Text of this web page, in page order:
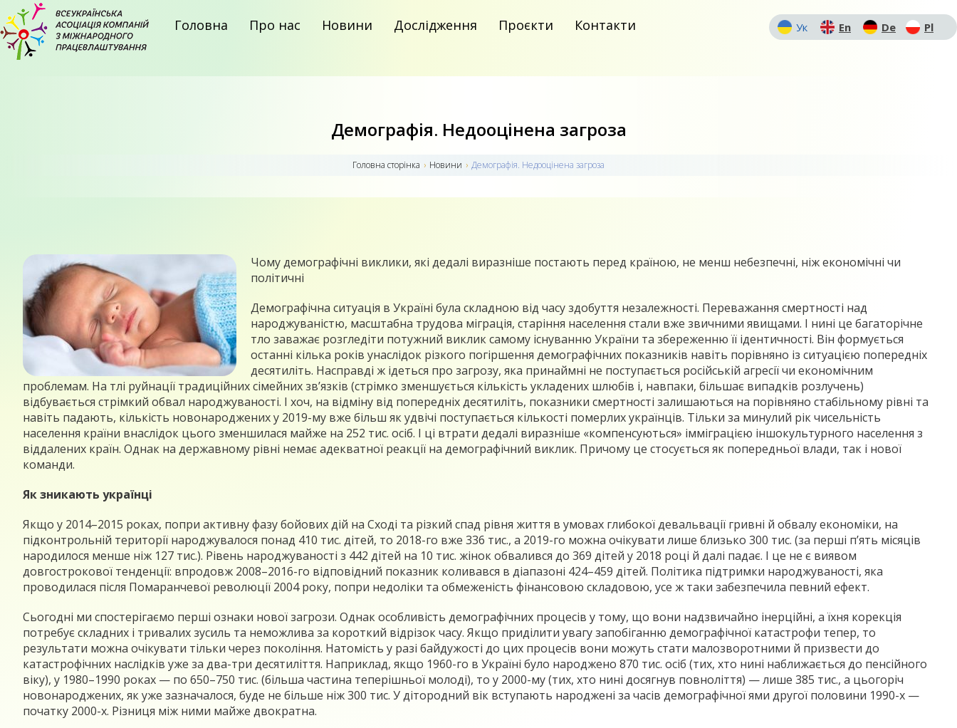
Головна Про нас Новини Дослідження Проєкти Контакти Ук En De Pl
Демографія. Недооцінена загроза
Головна сторiнка › Новини › Демографія. Недооцінена загроза
Чому демографічні виклики, які дедалі виразніше постають перед країною, не менш небезпечні, ніж економічні чи
політичні
Демографічна ситуація в Україні була складною від часу здобуття незалежності. Переважання смертності над
народжуваністю, масштабна трудова міграція, старіння населення стали вже звичними явищами. І нині це багаторічне
тло заважає розгледіти потужний виклик самому існуванню України та збереженню її ідентичності. Він формується
останні кілька років унаслідок різкого погіршення демографічних показників навіть порівняно із ситуацією попередніх
десятиліть. Насправді ж ідеться про загрозу, яка принаймні не поступається російській агресії чи економічним
проблемам. На тлі руйнації традиційних сімейних зв’язків (стрімко зменшується кількість укладених шлюбів і, навпаки, більшає випадків розлучень)
відбувається стрімкий обвал народжуваності. І хоч, на відміну від попередніх десятиліть, показники смертності залишаються на порівняно стабільному рівні та
навіть падають, кількість новонароджених у 2019-му вже більш як удвічі поступається кількості померлих українців. Тільки за минулий рік чисельність
населення країни внаслідок цього зменшилася майже на 252 тис. осіб. І ці втрати дедалі виразніше «компенсуються» імміграцією іншокультурного населення з
віддалених країн. Однак на державному рівні немає адекватної реакції на демографічний виклик. Причому це стосується як попередньої влади, так і нової
команди.
Як зникають українці
Якщо у 2014–2015 роках, попри активну фазу бойових дій на Сході та різкий спад рівня життя в умовах глибокої девальвації гривні й обвалу економіки, на
підконтрольній території народжувалося понад 410 тис. дітей, то 2018-го вже 336 тис., а 2019-го можна очікувати лише близько 300 тис. (за перші п’ять місяців
народилося менше ніж 127 тис.). Рівень народжуваності з 442 дітей на 10 тис. жінок обвалився до 369 дітей у 2018 році й далі падає. І це не є виявом
довгострокової тенденції: впродовж 2008–2016-го відповідний показник коливався в діапазоні 424–459 дітей. Політика підтримки народжуваності, яка
проводилася після Помаранчевої революції 2004 року, попри недоліки та обмеженість фінансовою складовою, усе ж таки забезпечила певний ефект.
Сьогодні ми спостерігаємо перші ознаки нової загрози. Однак особливість демографічних процесів у тому, що вони надзвичайно інерційні, а їхня корекція
потребує складних і тривалих зусиль та неможлива за короткий відрізок часу. Якщо приділити увагу запобіганню демографічної катастрофи тепер, то
результати можна очікувати тільки через покоління. Натомість у разі байдужості до цих процесів вони можуть стати малозворотними й призвести до
катастрофічних наслідків уже за два-три десятиліття. Наприклад, якщо 1960-го в Україні було народжено 870 тис. осіб (тих, хто нині наближається до пенсійного
віку), у 1980–1990 роках — по 650–750 тис. (більша частина теперішньої молоді), то у 2000-му (тих, хто нині досягнув повноліття) — лише 385 тис., а цьогоріч
новонароджених, як уже зазначалося, буде не більше ніж 300 тис. У дітородний вік вступають народжені за часів демографічної ями другої половини 1990-х —
початку 2000-х. Різниця між ними майже двократна.